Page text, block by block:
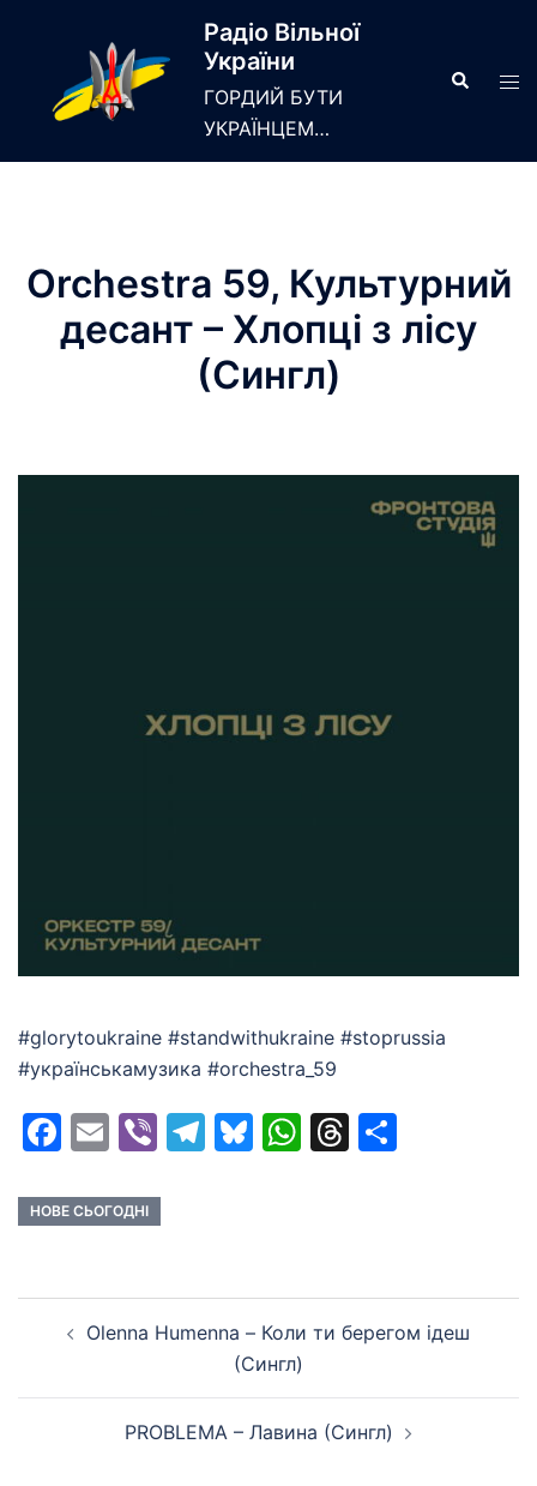
Радіо Вільної
України
ГОРДИЙ БУТИ
УКРАЇНЦЕМ…
Search
Orchestra 59, Культурний
десант – Хлопці з лісу
(Сингл)
#glorytoukraine #standwithukraine #stoprussia
#українськамузика #orchestra_59
Facebook
EmailViberTelegram
Bluesky
WhatsApp
Threads
НОВЕ СЬОГОДНІ
navigation
Olenna Humenna – Коли ти берегом ідеш
(Сингл)
PROBLEMA – Лавина (Сингл)